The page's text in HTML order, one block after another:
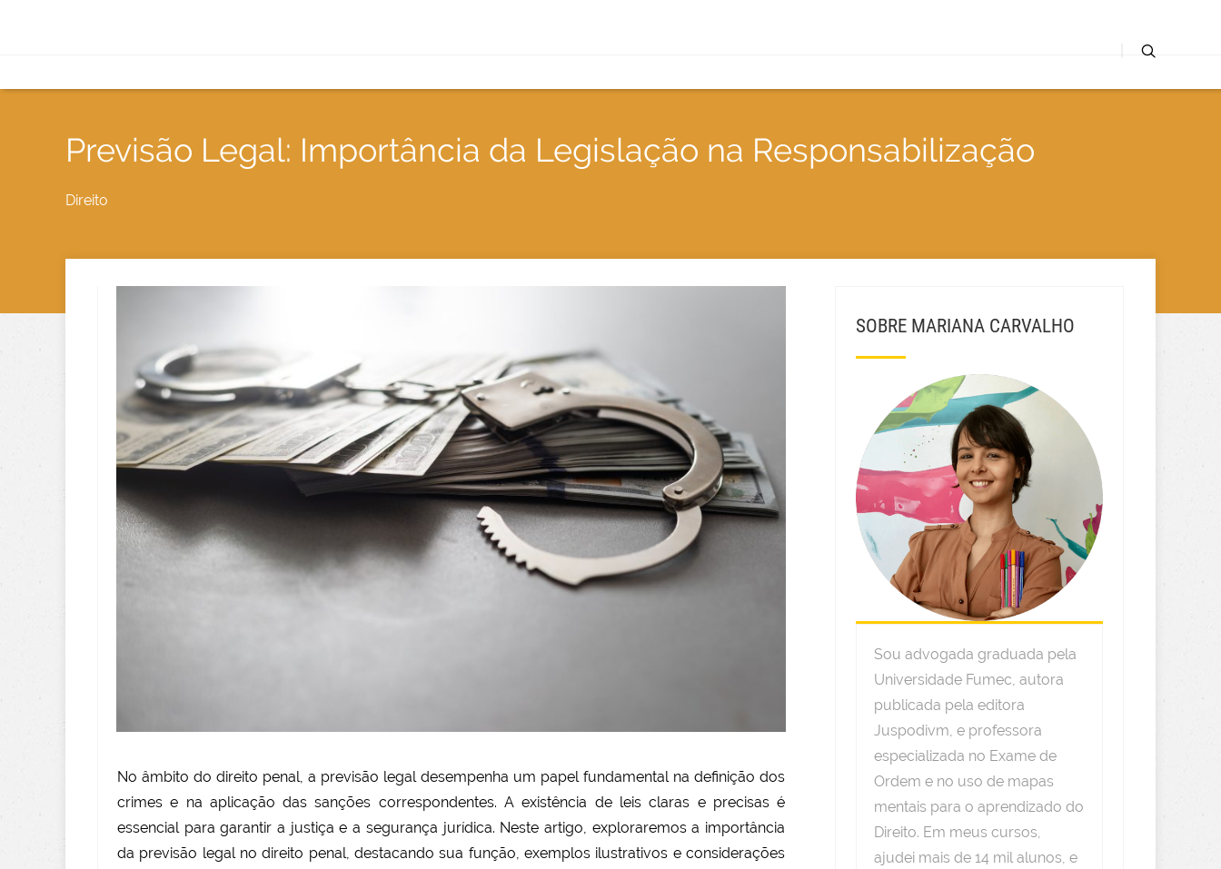
Previsão Legal: Importância da Legislação na Responsabilização
Direito
No âmbito do direito penal, a previsão legal desempenha um papel fundamental na definição dos
crimes e na aplicação das sanções correspondentes. A existência de leis claras e precisas é
essencial para garantir a justiça e a segurança jurídica. Neste artigo, exploraremos a importância
da previsão legal no direito penal, destacando sua função, exemplos ilustrativos e considerações
SOBRE MARIANA CARVALHO
Sou advogada graduada pela
Universidade Fumec, autora
publicada pela editora
Juspodivm, e professora
especializada no Exame de
Ordem e no uso de mapas
mentais para o aprendizado do
Direito. Em meus cursos,
ajudei mais de 14 mil alunos, e